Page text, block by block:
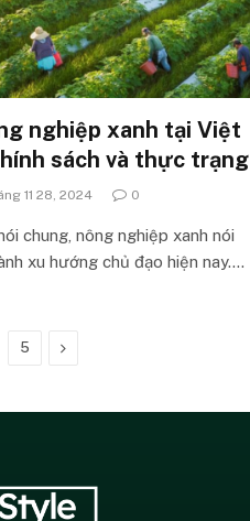
nghiệp xanh tại Việt
sách và thực trạng
11 28, 2024 0
chung, nông nghiệp xanh nói
xu hướng chủ đạo hiện nay.…
5 Next